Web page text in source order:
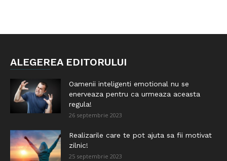
ALEGEREA EDITORULUI
Oamenii inteligenti emotional nu se
enerveaza pentru ca urmeaza aceasta
regula!
26 septembrie 2023
Realizarile care te pot ajuta sa fii motivat
zilnic!
25 septembrie 2023